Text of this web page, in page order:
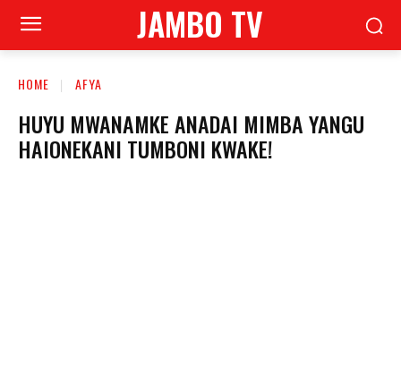
JAMBO TV
HOME AFYA
HUYU MWANAMKE ANADAI MIMBA YANGU
HAIONEKANI TUMBONI KWAKE!